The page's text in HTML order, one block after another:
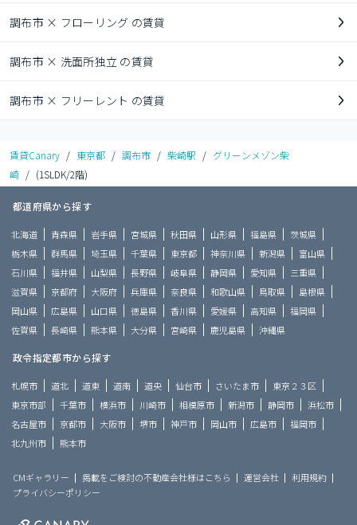
調布市 × フローリング の賃貸
調布市 × 洗面所独立 の賃貸
調布市 × フリーレント の賃貸
賃貸Canary / 東京都 / 調布市 / 柴崎駅 / グリーンメゾン柴
崎 / (1SLDK/2階)
都道府県から探す
北海道 青森県 岩手県 宮城県 秋田県 山形県 福島県
茨城県
栃木県
群馬県 埼玉県 千葉県 東京都 神奈川県 新潟県
富山県
石川県
福井県 山梨県 長野県 岐阜県 静岡県 愛知県
三重県
滋賀県
京都府 大阪府 兵庫県 奈良県 和歌山県 鳥取県
島根県
岡山県
広島県 山口県 徳島県 香川県 愛媛県 高知県
福岡県
佐賀県
長崎県 熊本県 大分県 宮崎県 鹿児島県 沖縄県
政令指定都市から探す
札幌市 道北 道東 道南 道央 仙台市 さいたま市
東京２３区
東京市部
千葉市 横浜市 川崎市 相模原市 新潟市 静岡市
浜松市
名古屋市
京都市 大阪市 堺市 神戸市 岡山市 広島市
福岡市
北九州市
熊本市
CMギャラリー 掲載をご検討の不動産会社様はこちら 運営会社
利用規約
プライバシーポリシー